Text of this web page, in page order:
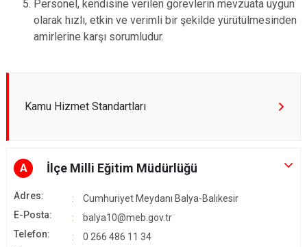
Personel, kendisine verilen görevlerin mevzuata uygun
olarak hızlı, etkin ve verimli bir şekilde yürütülmesinden
amirlerine karşı sorumludur.
Kamu Hizmet Standartları
A İlçe Milli Eğitim Müdürlüğü
Adres:
Cumhuriyet Meydanı Balya-Balıkesir
E-Posta:
balya10@meb.gov.tr
Telefon:
0 266 486 11 34